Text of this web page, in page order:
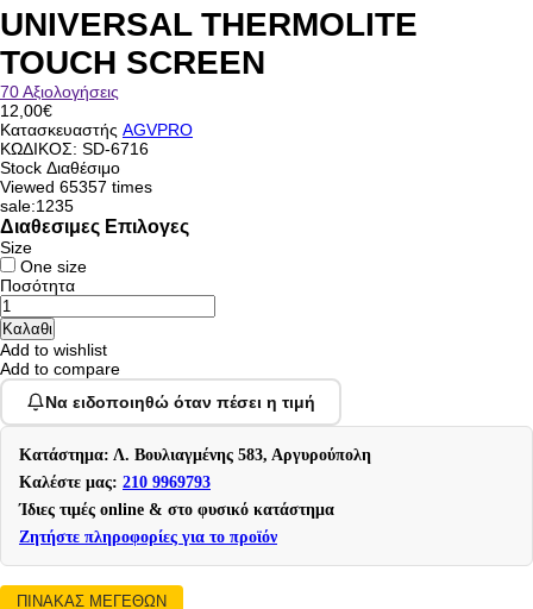
UNIVERSAL THERMOLITE
TOUCH SCREEN
70 Αξιολογήσεις
12,00€
Κατασκευαστής AGVPRO
ΚΩΔΙΚΟΣ: SD-6716
Stock Διαθέσιμο
Viewed 65357 times
sale:1235
Διαθεσιμες Επιλογες
Size
One size
Ποσότητα
Add to wishlist
Add to compare
Να ειδοποιηθώ όταν πέσει η τιμή
Κατάστημα: Λ. Βουλιαγμένης 583, Αργυρούπολη
Καλέστε μας: 210 9969793
Ίδιες τιμές online & στο φυσικό κατάστημα
Ζητήστε πληροφορίες για το προϊόν
ΠΙΝΑΚΑΣ ΜΕΓΕΘΩΝ